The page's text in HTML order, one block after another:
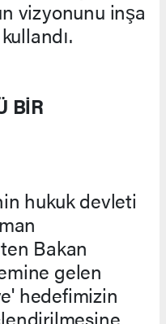
vizyonunu inşa
BİR
hukuk devleti
Bakan
gelen
hedefimizin